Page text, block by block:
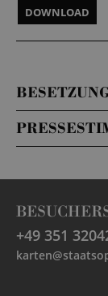
DOWNLOAD
+49 351